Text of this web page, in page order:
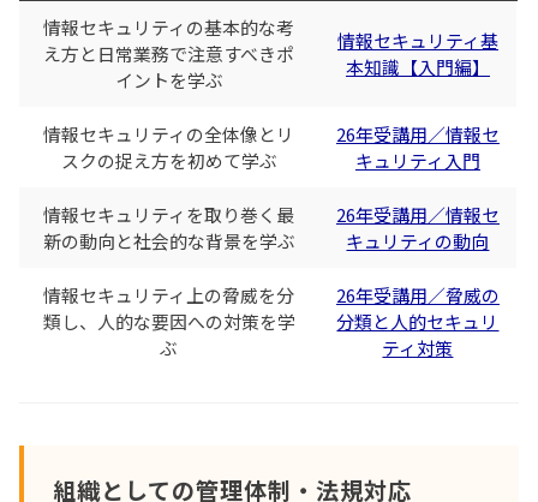
情報セキュリティの基本的な考
え方と日常業務で注意すべきポ
イントを学ぶ
情報セキュリティ基
本知識【入門編】
情報セキュリティの全体像とリ
スクの捉え方を初めて学ぶ
26年受講用／情報セ
キュリティ入門
情報セキュリティを取り巻く最
新の動向と社会的な背景を学ぶ
26年受講用／情報セ
キュリティの動向
情報セキュリティ上の脅威を分
類し、人的な要因への対策を学
ぶ
26年受講用／脅威の
分類と人的セキュリ
ティ対策
組織としての管理体制・法規対応